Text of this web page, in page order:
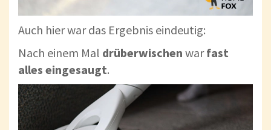
Auch hier war das Ergebnis eindeutig:
Nach einem Mal drüberwischen warfast
alles eingesaugt.